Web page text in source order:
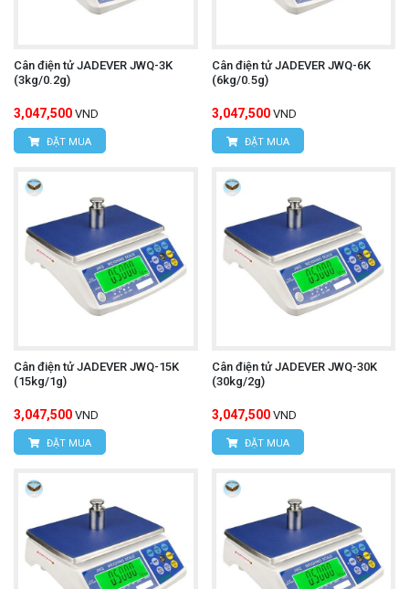
Cân điện tử JADEVER JWQ-3K
(3kg/0.2g)
3,047,500 VND
ĐẶT MUA
Cân điện tử JADEVER JWQ-6K
(6kg/0.5g)
3,047,500 VND
ĐẶT MUA
Cân điện tử JADEVER JWQ-15K
(15kg/1g)
3,047,500 VND
ĐẶT MUA
Cân điện tử JADEVER JWQ-30K
(30kg/2g)
3,047,500 VND
ĐẶT MUA